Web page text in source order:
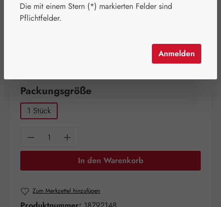
Regulärer Preis:
59,90 €
Packungsgrößeauswählen
1 Stück
Produkt Anzahl: Gib den gewünschten
In den Warenkorb
Zum Merkzettel hinzufügen
Die mit einem Stern (*) markierten Felder sind
Pflichtfelder.
Anmelden